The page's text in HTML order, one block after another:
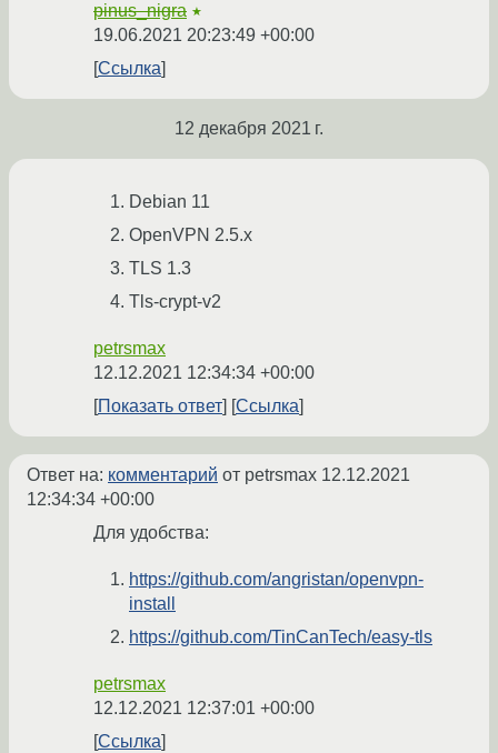
pinus_nigra ★
19.06.2021 20:23:49 +00:00
Ссылка
12 декабря 2021 г.
Debian 11
OpenVPN 2.5.x
TLS 1.3
Tls-crypt-v2
petrsmax
12.12.2021 12:34:34 +00:00
Показать ответ
Ссылка
Ответ на: комментарий от petrsmax 12.12.2021
12:34:34 +00:00
Для удобства:
https://github.com/angristan/openvpn-
install
https://github.com/TinCanTech/easy-tls
petrsmax
12.12.2021 12:37:01 +00:00
Ссылка